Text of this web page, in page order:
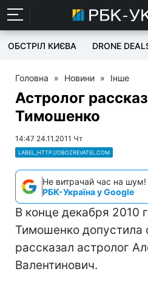
ОБСТРІЛ КИЄВА DRONE
Головна » Новини » Інше
Астролог
Тимошенко
14:47 24.11.2011 Чт
LABEL_HTTP://OBOZREVATEL.COM
Не витрачай час на шум!
РБК-Україна у Google
В конце декабря 2010
Тимошенко допустила
рассказал астролог
Валентинович.